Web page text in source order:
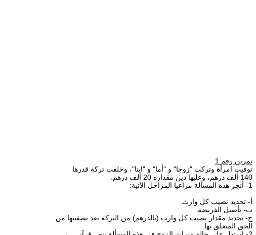
تمرين رقم 1
توفيت امرأة وتركت "زوجا" و "أما" و "ابنا"، وخلفت تركة قدرها
140 ألف درهم، وعليها دين مقداره 20 ألف درهم.
1- أنجز هذه المسألة مراعيا المراحل الآتية:
أ- تحديد نصيب كل وارث.
ب- تأصيل الفريضة.
ج- تحديد مقدار نصيب كل وارث (بالدرهم) من التركة بعد تصفيتها من
الحق المتعلق بها.